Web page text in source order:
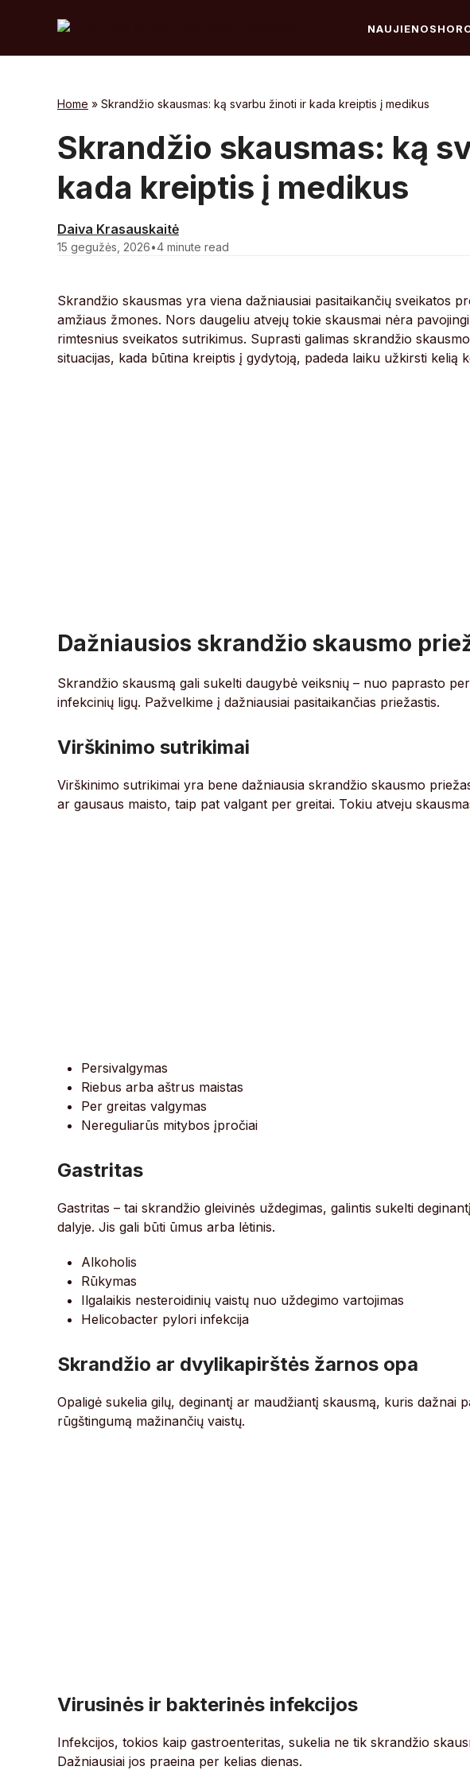
NAUJIENOS
Home » Skrandžio skausmas: ką svarbu žinoti ir kada kreiptis į medikus
Skrandžio skausmas: ką
kada kreiptis į medikus
Daiva Krasauskaitė
15 gegužės, 2026•4 minute read
Skrandžio skausmas yra viena dažniausiai pasitaikančių sveikatos
amžiaus žmones. Nors daugeliu atvejų tokie skausmai nėra
rimtesnius sveikatos sutrikimus. Suprasti galimas skrandžio
situacijas, kada būtina kreiptis į gydytoją, padeda laiku užkirsti kelią
Dažniausios skrandžio skausmo
Skrandžio skausmą gali sukelti daugybė veiksnių – nuo paprasto
infekcinių ligų. Pažvelkime į dažniausiai pasitaikančias priežastis.
Virškinimo sutrikimai
Virškinimo sutrikimai yra bene dažniausia skrandžio skausmo
ar gausaus maisto, taip pat valgant per greitai. Tokiu atveju
Persivalgymas
Riebus arba aštrus maistas
Per greitas valgymas
Nereguliarūs mitybos įpročiai
Gastritas
Gastritas – tai skrandžio gleivinės uždegimas, galintis sukelti
dalyje. Jis gali būti ūmus arba lėtinis.
Alkoholis
Rūkymas
Ilgalaikis nesteroidinių vaistų nuo uždegimo vartojimas
Helicobacter pylori infekcija
Skrandžio ar dvylikapirštės žarnos opa
Opaligė sukelia gilų, deginantį ar maudžiantį skausmą, kuris dažnai
rūgštingumą mažinančių vaistų.
Virusinės ir bakterinės infekcijos
Infekcijos, tokios kaip gastroenteritas, sukelia ne tik skrandžio
Dažniausiai jos praeina per kelias dienas.